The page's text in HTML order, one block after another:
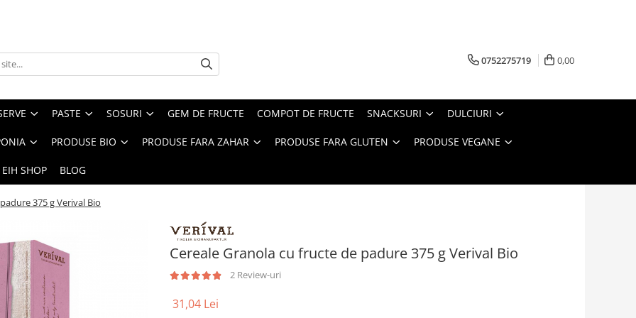
0752275719 0,00
PASTE SOSURI GEM DE FRUCTE COMPOT DE FRUCTE SNACKSURI DULCIURI
PRODUSE BIO PRODUSE FARA ZAHAR PRODUSE FARA GLUTEN PRODUSE VEGANE
SHOP BLOG
375 g Verival Bio
Cereale Granola cu fructe de padure 375 g Verival Bio
2 Review-uri
31,04 Lei